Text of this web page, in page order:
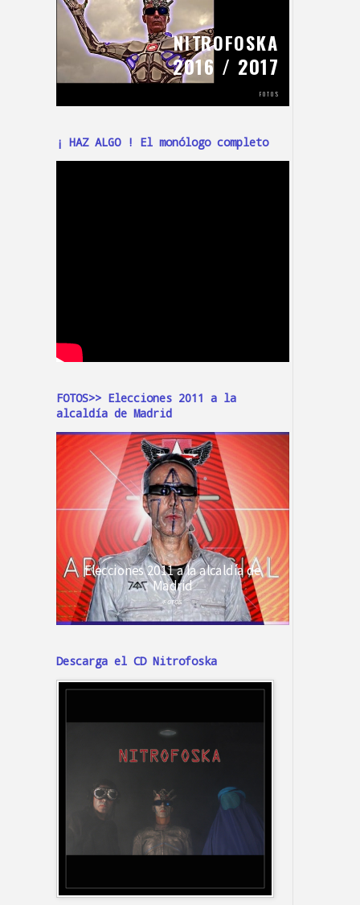
¡ HAZ ALGO ! El monólogo completo
FOTOS>> Elecciones 2011 a la
alcaldía de Madrid
Descarga el CD Nitrofoska